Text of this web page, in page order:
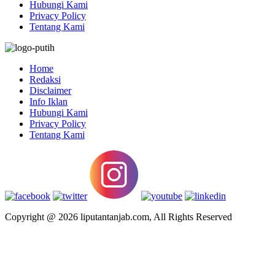
Hubungi Kami
Privacy Policy
Tentang Kami
Home
Redaksi
Disclaimer
Info Iklan
Hubungi Kami
Privacy Policy
Tentang Kami
Copyright @ 2026 liputantanjab.com, All Rights Reserved